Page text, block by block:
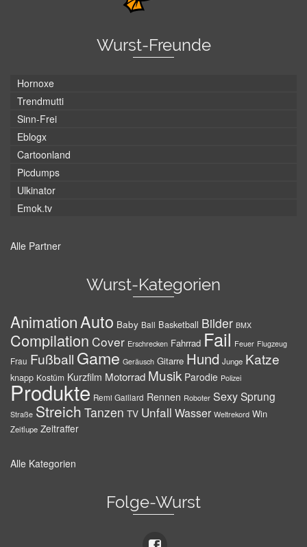
Wurst-Freunde
Hornoxe
Trendmutti
Sinn-Frei
Eblogx
Cartoonland
Picdumps
Ulkinator
Emok.tv
Alle Partner
Wurst-Kategorien
AnimationAuto Baby Ball Basketball Bilder BMX
Compilation Cover Erschrecken Fahrrad Fail Feuer Flugzeug
Frau Fußball Game Geräusch Gitarre Hund Junge Katze
knapp Kostüm Kurzfilm Motorrad Musik Parodie Polizei
Produkte Remi Gaillard Rennen Roboter SexySprung
Straße Streich Tanzen TV Unfall Wasser Weltrekord Win
Zeitlupe Zeitraffer
Alle Kategorien
Folge-Wurst